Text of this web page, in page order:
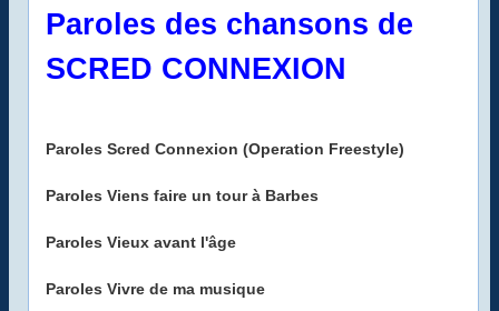
Paroles des chansons de
SCRED CONNEXION
Paroles Scred Connexion (Operation Freestyle)
Paroles Viens faire un tour à Barbes
Paroles Vieux avant l'âge
Paroles Vivre de ma musique